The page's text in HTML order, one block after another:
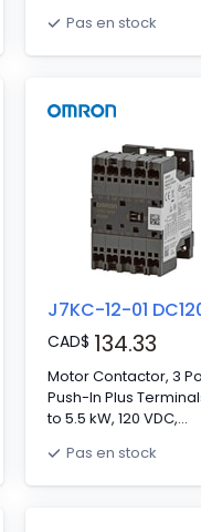
H×W×D 67.5 x 45 x 46
Pas en stock
J7KC-12-01
CAD$ 134.33
Motor Contactor, 3
Push-In Plus
to 5.5 kW, 120 VDC,
H×W×D 67.5 x 45 x 46
Pas en stock